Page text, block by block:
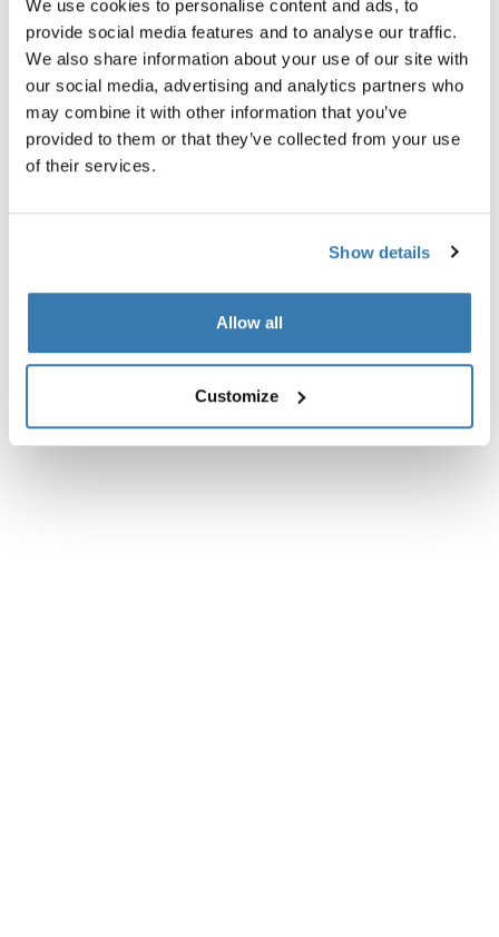
We use cookies to personalise content and ads, to
provide social media features and to analyse our traffic.
We also share information about your use of our site with
our social media, advertising and analytics partners who
may combine it with other information that you’ve
provided to them or that they’ve collected from your use
of their services.
Show details
Allow all
Customize
Toggle techspec
Especificações técnicas